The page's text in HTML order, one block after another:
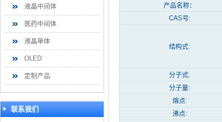
液晶中间体
医药中间体
液晶单体
OLED
定制产品
联系我们
产品名称：
CAS号:
结构式:
分子式:
分子量:
熔点:
沸点: